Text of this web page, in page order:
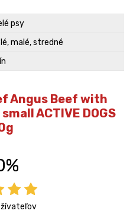
psy
malé, stredné
Angus Beef with
ACTIVE DOGS